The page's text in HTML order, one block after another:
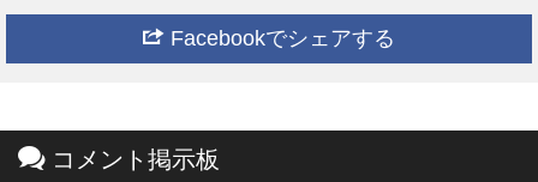
Facebookでシェアする
コメント掲示板